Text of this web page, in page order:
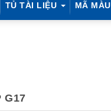
TỦ TÀI LIỆU MÃ MÀU
G17